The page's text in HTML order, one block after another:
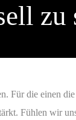
zu
Für die einen
Fühlen wir